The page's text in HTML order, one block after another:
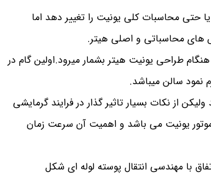
حتی محاسبات کلی یونیت را تغییر دهد اما
های محاسباتی و اصلی هیتر.
طراحی یونیت هیتر بشمار میرود.اولین گام در
نمود سالن میباشد.
از نکات بسیار تاثیر گذار در فرایند گرمایشی
یونیت می باشد و اهمیت آن سرعت زمان
با مهندسی انتقال پوسته لوله ای شکل